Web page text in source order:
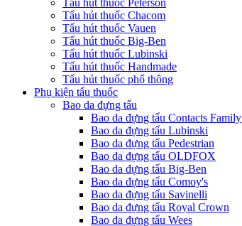
Tẩu hút thuốc Peterson
Tẩu hút thuốc Chacom
Tẩu hút thuốc Vauen
Tẩu hút thuốc Big-Ben
Tẩu hút thuốc Lubinski
Tẩu hút thuốc Handmade
Tẩu hút thuốc phổ thông
Phụ kiện tẩu thuốc
Bao da đựng tẩu
Bao da đựng tẩu Contacts Family
Bao da đựng tẩu Lubinski
Bao da đựng tẩu Pedestrian
Bao da đựng tẩu OLDFOX
Bao da đựng tẩu Big-Ben
Bao da đựng tẩu Comoy's
Bao da đựng tẩu Savinelli
Bao da đựng tẩu Royal Crown
Bao da đựng tẩu Wees